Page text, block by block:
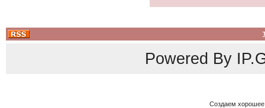
Powered By
Создаем